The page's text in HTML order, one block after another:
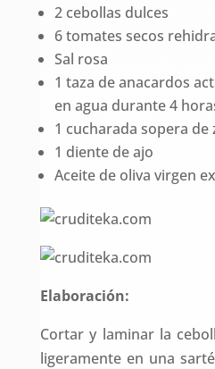
2 cebollas dulces
6 tomates secos
Sal rosa
1 taza de anacardos
en agua durante 4
1 cucharada sopera
1 diente de ajo
Aceite de oliva virgen
Elaboración:
Cortar y laminar la
ligeramente en una